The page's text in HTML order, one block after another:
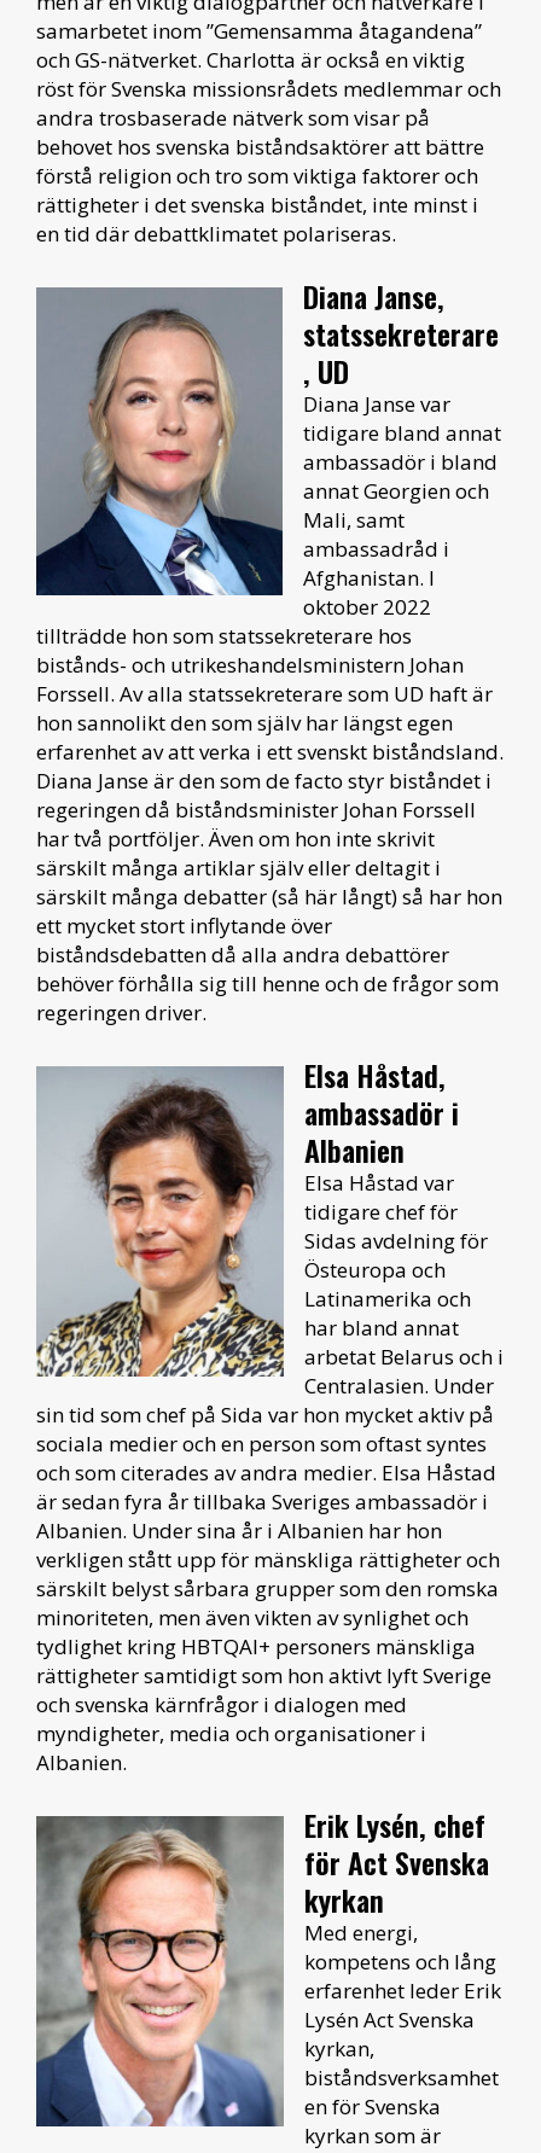
samarbetet inom ”Gemensamma åtagandena”
och GS-nätverket. Charlotta är också en viktig
röst för Svenska missionsrådets medlemmar och
andra trosbaserade nätverk som visar på
behovet hos svenska biståndsaktörer att bättre
förstå religion och tro som viktiga faktorer och
rättigheter i det svenska biståndet, inte minst i
en tid där debattklimatet polariseras.
Diana Janse,
statssekreterare
, UD
Diana Janse var
tidigare bland annat
ambassadör i bland
annat Georgien och
Mali, samt
ambassadråd i
Afghanistan. I
oktober 2022
tillträdde hon som statssekreterare hos
bistånds- och utrikeshandelsministern Johan
Forssell. Av alla statssekreterare som UD haft är
hon sannolikt den som själv har längst egen
erfarenhet av att verka i ett svenskt biståndsland.
Diana Janse är den som de facto styr biståndet i
regeringen då biståndsminister Johan Forssell
har två portföljer. Även om hon inte skrivit
särskilt många artiklar själv eller deltagit i
särskilt många debatter (så här långt) så har hon
ett mycket stort inflytande över
biståndsdebatten då alla andra debattörer
behöver förhålla sig till henne och de frågor som
regeringen driver.
Elsa Håstad,
ambassadör i
Albanien
Elsa Håstad var
tidigare chef för
Sidas avdelning för
Östeuropa och
Latinamerika och
har bland annat
arbetat Belarus och i
Centralasien. Under
sin tid som chef på Sida var hon mycket aktiv på
sociala medier och en person som oftast syntes
och som citerades av andra medier. Elsa Håstad
är sedan fyra år tillbaka Sveriges ambassadör i
Albanien. Under sina år i Albanien har hon
verkligen stått upp för mänskliga rättigheter och
särskilt belyst sårbara grupper som den romska
minoriteten, men även vikten av synlighet och
tydlighet kring HBTQAI+ personers mänskliga
rättigheter samtidigt som hon aktivt lyft Sverige
och svenska kärnfrågor i dialogen med
myndigheter, media och organisationer i
Albanien.
Erik Lysén, chef
för Act Svenska
kyrkan
Med energi,
kompetens och lång
erfarenhet leder Erik
Lysén Act Svenska
kyrkan,
biståndsverksamhet
en för Svenska
kyrkan som är